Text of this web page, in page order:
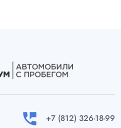
perm_phone_msg +7 (812) 326-18-99